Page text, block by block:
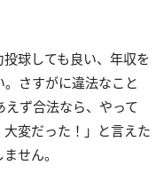
球しても良い、年収を
さすがに違法なこと
ず合法なら、やって
変だった！」と言えた
せん。